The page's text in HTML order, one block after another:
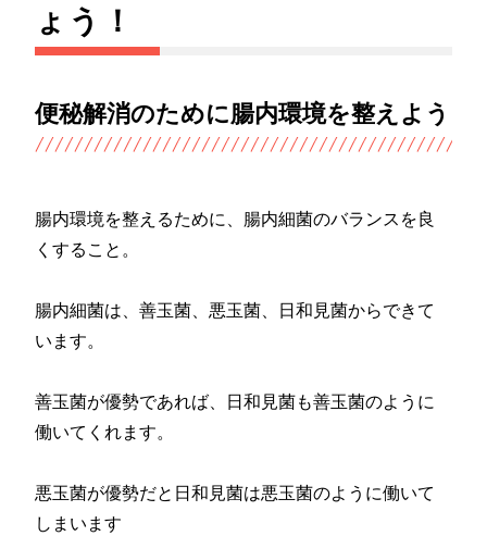
ょう！
便秘解消のために腸内環境を整えよう
腸内環境を整えるために、腸内細菌のバランスを良
くすること。
腸内細菌は、善玉菌、悪玉菌、日和見菌からできて
います。
善玉菌が優勢であれば、日和見菌も善玉菌のように
働いてくれます。
悪玉菌が優勢だと日和見菌は悪玉菌のように働いて
しまいます